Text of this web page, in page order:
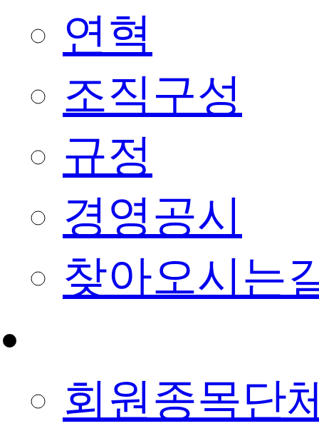
연혁
조직구성
규정
경영공시
찾아오시는
회원종목단